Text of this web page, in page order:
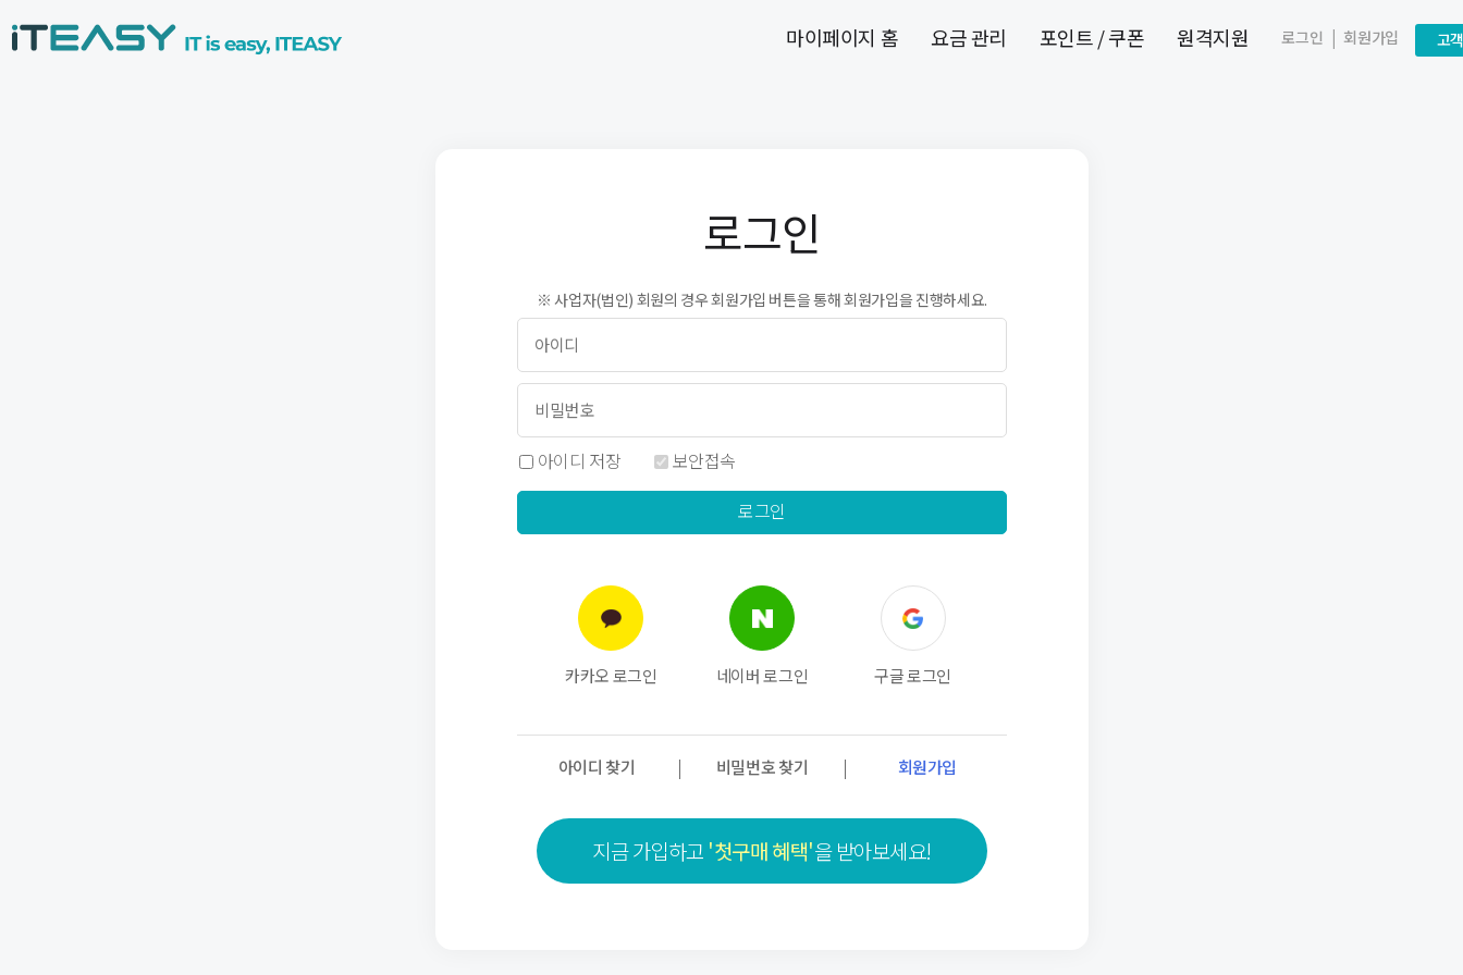
마이페이지 홈 요금 관리 포인트 / 쿠폰 원격지원 로그인 | 회원가입 고
로그인
※ 사업자(법인) 회원의 경우 회원가입 버튼을 통해 회원가입을 진행하세요.
아이디 저장 보안접속
카카오 로그인 네이버 로그인 구글 로그인
아이디 찾기 | 비밀번호 찾기 | 회원가입
지금 가입하고 '첫구매 혜택'을 받아보세요!